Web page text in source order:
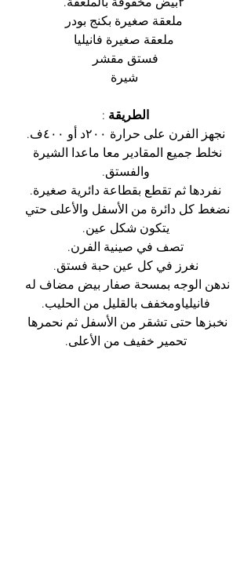
فستق مقشر
الطريقة :
نجهز الفرن على حرارة ٢٠٠د أو ٤٠٠ف.
نخلط جميع المقادير معا ماعدا الشيرة
والفستق.
نفردها ثم تقطع بقطاعة دائرية صغيرة.
نضغط كل دائرة من الأسفل والأعلى حتي
يتكون شكل عين.
تصف في صينية الفرن.
نغرز في كل عين حبة فستق.
ندهن الوجه بمسحة صفار بيض مضاف له
فانيلياومخفف بالقليل من الحليب.
نخبزها حتى تشقر من الأسفل ثم نحمرها
تحمير خفيف من الأعلى.